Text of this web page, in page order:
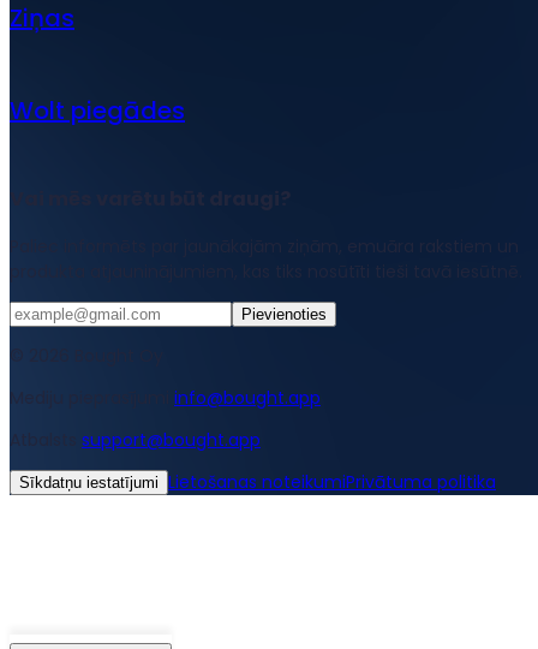
Ziņas
Wolt piegādes
Pievienoties
info@bought.app
support@bought.app
Sīkdatņu iestatījumi Lietošanas noteikumiPrivātuma politika